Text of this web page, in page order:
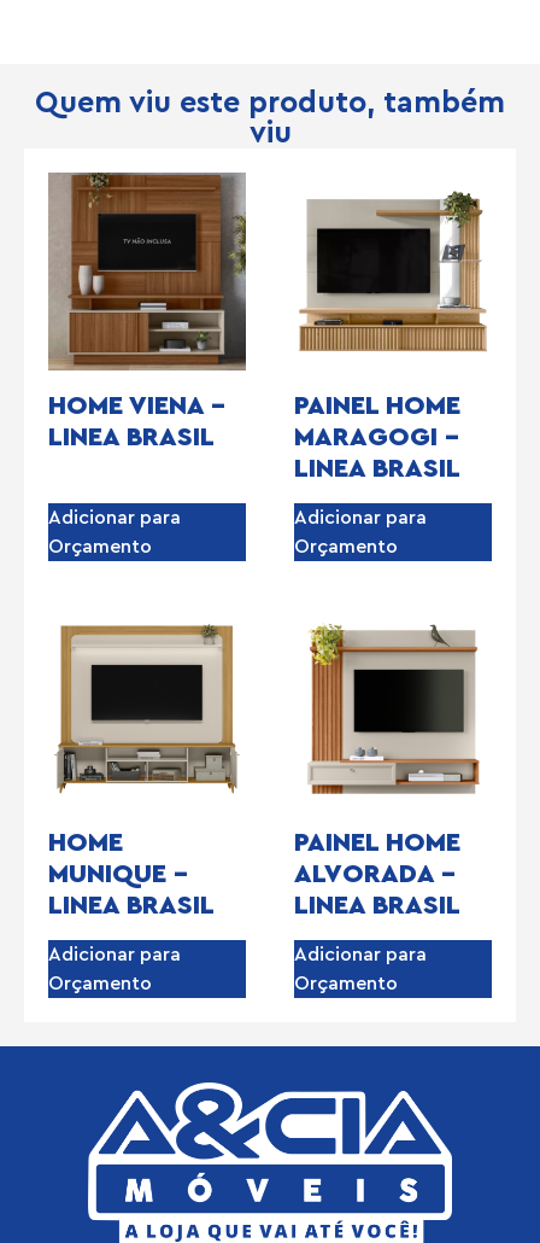
Quem viu este produto, também
viu
HOME VIENA –
LINEA BRASIL
Adicionar para
Orçamento
PAINEL HOME
MARAGOGI –
LINEA BRASIL
Adicionar para
Orçamento
HOME
MUNIQUE –
LINEA BRASIL
Adicionar para
Orçamento
PAINEL HOME
ALVORADA –
LINEA BRASIL
Adicionar para
Orçamento